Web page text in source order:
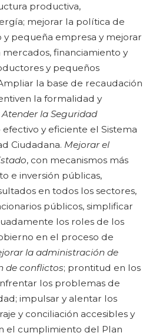
productiva,
mejorar la política de
pequeña empresa y mejorar
mercados, financiamiento y
y pequeños
la base de recaudación
la formalidad y
Atender la Seguridad
efectivo y eficiente el Sistema
Ciudadana. Mejorar el
, con mecanismos más
e inversión públicas,
en todos los sectores,
públicos, simplificar
los roles de los
en el proceso de
la administración de
de conflictos; prontitud en los
los problemas de
impulsar y alentar los
y conciliación accesibles y
el cumplimiento del Plan